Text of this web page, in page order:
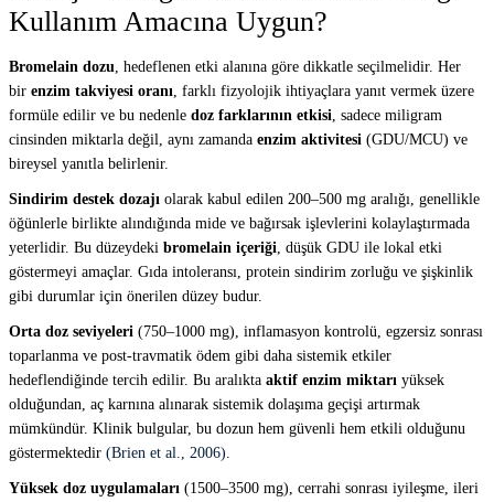
Kullanım Amacına Uygun?
Bromelain dozu , hedeflenen etki alanına göre dikkatle seçilmelidir. Her
bir enzim takviyesi oranı , farklı fizyolojik ihtiyaçlara yanıt vermek üzere
formüle edilir ve bu nedenle doz farklarının etkisi , sadece miligram
cinsinden miktarla değil, aynı zamanda enzim aktivitesi (GDU/MCU) ve
bireysel yanıtla belirlenir.
Sindirim destek dozajı olarak kabul edilen 200–500 mg aralığı, genellikle
öğünlerle birlikte alındığında mide ve bağırsak işlevlerini kolaylaştırmada
yeterlidir. Bu düzeydeki bromelain içeriği , düşük GDU ile lokal etki
göstermeyi amaçlar. Gıda intoleransı, protein sindirim zorluğu ve şişkinlik
gibi durumlar için önerilen düzey budur.
Orta doz seviyeleri (750–1000 mg), inflamasyon kontrolü, egzersiz sonrası
toparlanma ve post-travmatik ödem gibi daha sistemik etkiler
hedeflendiğinde tercih edilir. Bu aralıkta aktif enzim miktarı yüksek
olduğundan, aç karnına alınarak sistemik dolaşıma geçişi artırmak
mümkündür. Klinik bulgular, bu dozun hem güvenli hem etkili olduğunu
göstermektedir (Brien et al., 2006)
Yüksek doz uygulamaları (1500–3500 mg), cerrahi sonrası iyileşme, ileri